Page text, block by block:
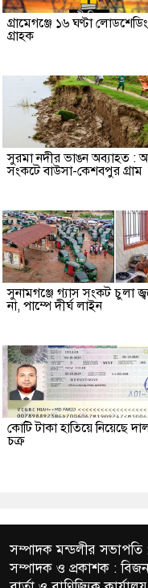
গ্রামেগঞ্জে ১৬ ঘণ্টা
গ্রাহক
সুরমা নদীর ভাঙন অব্যাহত :
সংকটে বাউসা-কেশবপুর গ্রাম
সুনামগঞ্জে গ্যাস সংকট চুলা
না, পাম্পে দীর্ঘ লাইন
কোটি টাকা হাতিয়ে নিয়েছে
চক্র
সম্পাদক মন্ডলীর
সম্পাদক ও প্রকাশক :